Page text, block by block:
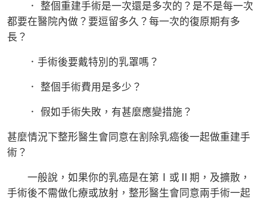
． 整個重建手術是一次還是多次的？是不是每一次
都要在醫院內做？要逗留多久？每一次的復原期有多
長？
．手術後要戴特別的乳罩嗎？
． 整個手術費用是多少？
． 假如手術失敗，有甚麼應變措施？
甚麼情況下整形醫生會同意在割除乳癌後一起做重建手
術？
一般說，如果你的乳癌是在第Ⅰ或Ⅱ期，及擴散，
手術後不需做化療或放射，整形醫生會同意兩手術一起